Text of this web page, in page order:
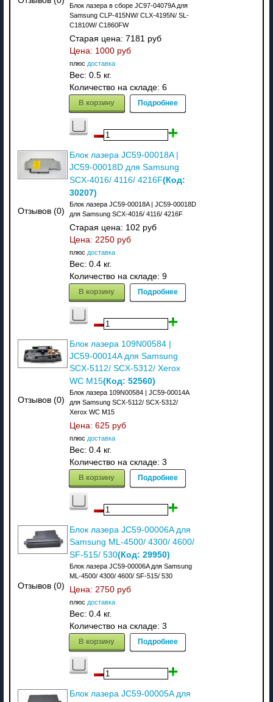
Блок лазера в сборе JC97-04079A для
Samsung CLP-415NW/ CLX-4195N/ SL-
C1810W/ C1860FW
Старая цена: 7181 руб
Цена: 1000 руб
плюс доставка
Вес: 0.5 кг.
Количество на складе: 6
В корзину Подробнее
Отзывов (0)
Блок лазера JC59-00018A |
JC59-00018D для Samsung
SCX-4016/ 4116/ 4216F(Код:
30207)
Блок лазера JC59-00018A | JC59-00018D
для Samsung SCX-4016/ 4116/ 4216F
Старая цена: 102 руб
Цена: 2250 руб
плюс доставка
Вес: 0.4 кг.
Количество на складе: 9
В корзину Подробнее
Отзывов (0)
Блок лазера 109N00584 |
JC59-00014A для Samsung
SCX-5112/ SCX-5312/ Xerox
WC М15(Код: 52560)
Блок лазера 109N00584 | JC59-00014A
для Samsung SCX-5112/ SCX-5312/
Xerox WC М15
Цена: 625 руб
плюс доставка
Вес: 0.4 кг.
Количество на складе: 3
В корзину Подробнее
Отзывов (0)
Блок лазера JC59-00006A для
Samsung ML-4500/ 4300/ 4600/
SF-515/ 530(Код: 29950)
Блок лазера JC59-00006A для Samsung
ML-4500/ 4300/ 4600/ SF-515/ 530
Цена: 2750 руб
плюс доставка
Вес: 0.4 кг.
Количество на складе: 3
В корзину Подробнее
Блок лазера JC59-00005A для